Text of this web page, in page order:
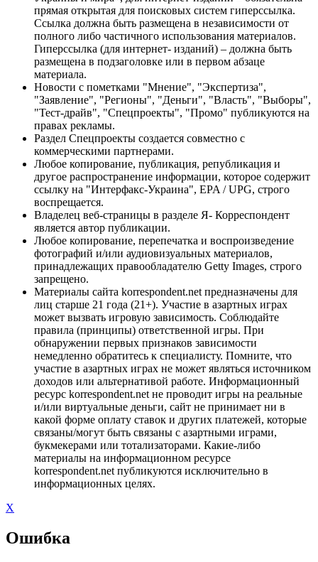
прямая открытая для поисковых систем гиперссылка.
Ссылка должна быть размещена в независимости от
полного либо частичного использования материалов.
Гиперссылка (для интернет- изданий) – должна быть
размещена в подзаголовке или в первом абзаце
материала.
Новости с пометками "Мнение", "Экспертиза",
"Заявление", "Регионы", "Деньги", "Власть", "Выборы",
"Тест-драйв", "Спецпроекты", "Промо" публикуются на
правах рекламы.
Раздел Спецпроекты создается совместно с
коммерческими партнерами.
Любое копирование, публикация, републикация и
другое распространение информации, которое содержит
ссылку на "Интерфакс-Украина", EPA / UPG, строго
воспрещается.
Владелец веб-страницы в разделе Я- Корреспондент
является автор публикации.
Любое копирование, перепечатка и воспроизведение
фотографий и/или аудиовизуальных материалов,
принадлежащих правообладателю Getty Images, строго
запрещено.
Материалы сайта korrespondent.net предназначены для
лиц старше 21 года (21+). Участие в азартных играх
может вызвать игровую зависимость. Соблюдайте
правила (принципы) ответственной игры. При
обнаружении первых признаков зависимости
немедленно обратитесь к специалисту. Помните, что
участие в азартных играх не может являться источником
доходов или альтернативой работе. Информационный
ресурс korrespondent.net не проводит игры на реальные
и/или виртуальные деньги, сайт не принимает ни в
какой форме оплату ставок и других платежей, которые
связаны/могут быть связаны с азартными играми,
букмекерами или тотализаторами. Какие-либо
материалы на информационном ресурсе
korrespondent.net публикуются исключительно в
информационных целях.
X
Ошибка